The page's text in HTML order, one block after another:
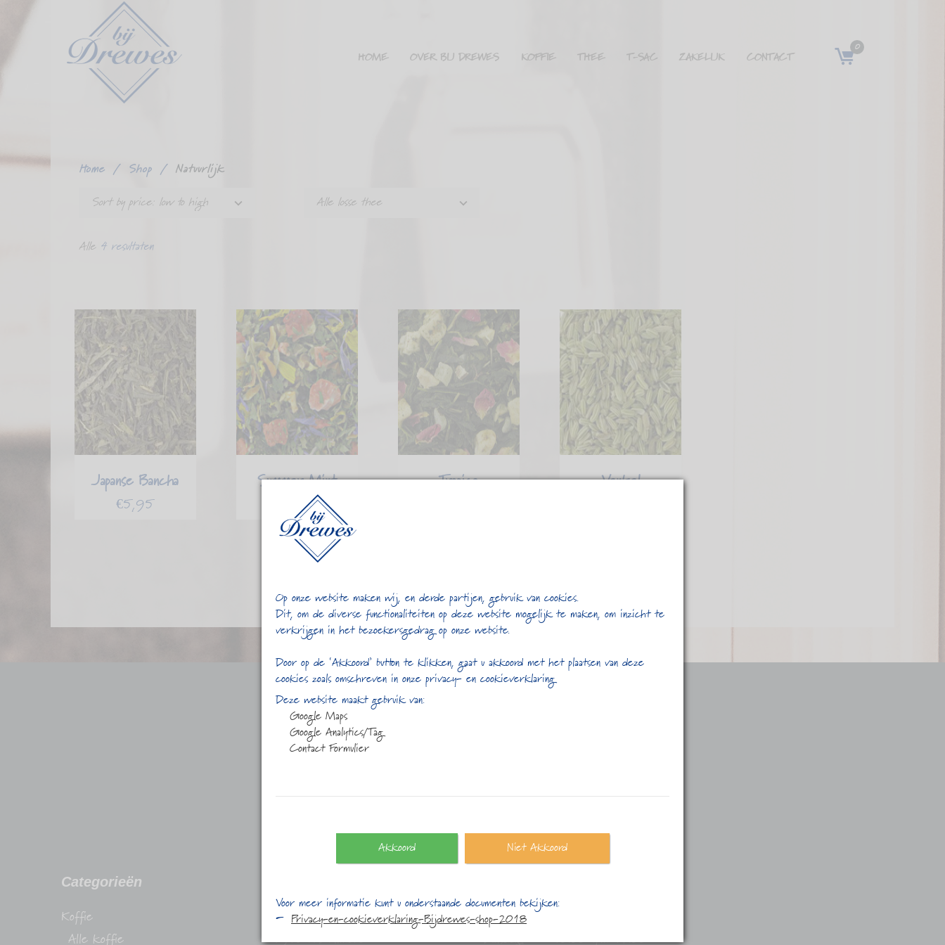
0
HOME OVER BIJ DREWES KOFFIE THEE T-SAC ZAKELIJK CONTACT
Home / Shop / Natuurlijk
Sort by price: low to high
Alle losse thee
Alle 4 resultaten
Japanse Bancha
€5,95
Summer Mint
4,75
Tropica Venkel
Categorieën
Koffie
Alle koffie
Stadhuisplein 25
1315 HS Almere
Maandag:
Dinsdag:
10:00 t/m 17:00
Op onze website maken wij, en derde partijen, gebruik van cookies.
Dit, om de diverse functionaliteiten op deze website mogelijk te maken, om inzicht te
verkrijgen in het bezoekersgedrag op onze website.
Door op de ‘Akkoord’ button te klikken, gaat u akkoord met het plaatsen van deze
cookies zoals omschreven in onze privacy- en cookieverklaring
Deze website maakt gebruik van:
Google Maps
Google Analytics/Tag
Contact Formulier
Akkoord Niet Akkoord
Voor meer informatie kunt u onderstaande documenten bekijken:
Privacy-en-cookieverklaring-Bijdrewes-shop-2018